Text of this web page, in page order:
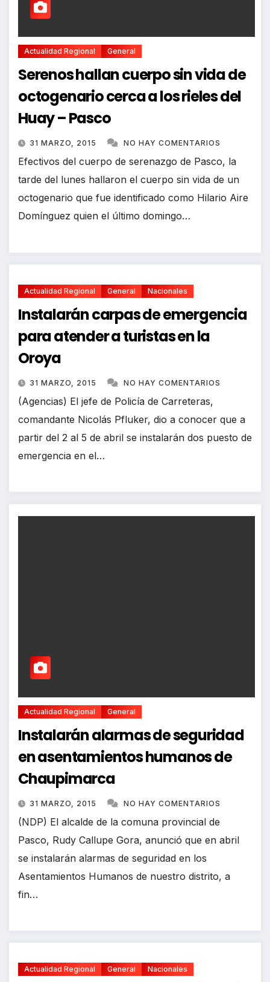
Actualidad Regional General
Serenos hallan cuerpo sin vida de
octogenario cerca a los rieles del
Huay – Pasco
31 MARZO, 2015 NO HAY COMENTARIOS
Efectivos del cuerpo de serenazgo de Pasco, la
tarde del lunes hallaron el cuerpo sin vida de un
octogenario que fue identificado como Hilario Aire
Domínguez quien el último domingo…
Actualidad Regional General Nacionales
Instalarán carpas de emergencia
para atender a turistas en la
Oroya
31 MARZO, 2015 NO HAY COMENTARIOS
(Agencias) El jefe de Policía de Carreteras,
comandante Nicolás Pfluker, dio a conocer que a
partir del 2 al 5 de abril se instalarán dos puesto de
emergencia en el…
Actualidad Regional General
Instalarán alarmas de seguridad
en asentamientos humanos de
Chaupimarca
31 MARZO, 2015 NO HAY COMENTARIOS
(NDP) El alcalde de la comuna provincial de
Pasco, Rudy Callupe Gora, anunció que en abril
se instalarán alarmas de seguridad en los
Asentamientos Humanos de nuestro distrito, a
fin…
Actualidad Regional General Nacionales